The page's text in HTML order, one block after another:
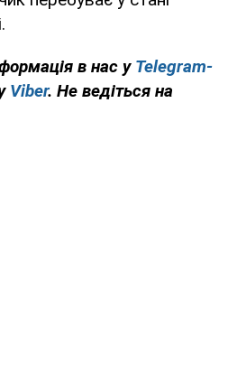
в нас у Telegram-
Viber. Не ведіться на